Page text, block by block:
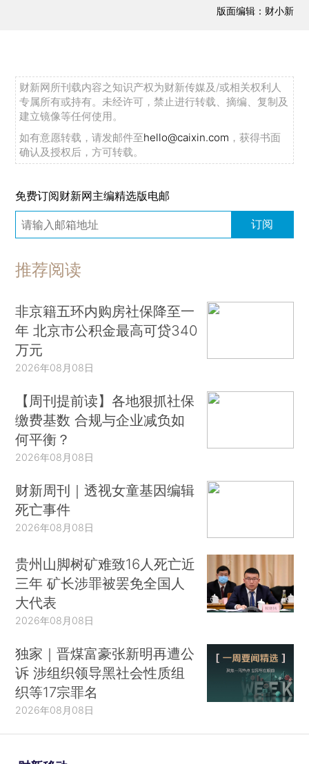
版面编辑：财小新
财新网所刊载内容之知识产权为财新传媒及/或相关权利人
专属所有或持有。未经许可，禁止进行转载、摘编、复制及
建立镜像等任何使用。
如有意愿转载，请发邮件至hello@caixin.com ，获得书面
确认及授权后，方可转载。
免费订阅财新网主编精选版电邮
订阅
推荐阅读
非京籍五环内购房社保降至一
年 北京市公积金最高可贷340
万元
2026年08月08日
【周刊提前读】各地狠抓社保
缴费基数 合规与企业减负如
何平衡？
2026年08月08日
财新周刊｜透视女童基因编辑
死亡事件
2026年08月08日
贵州山脚树矿难致16人死亡近
三年 矿长涉罪被罢免全国人
大代表
2026年08月08日
独家｜晋煤富豪张新明再遭公
诉 涉组织领导黑社会性质组
织等17宗罪名
2026年08月08日